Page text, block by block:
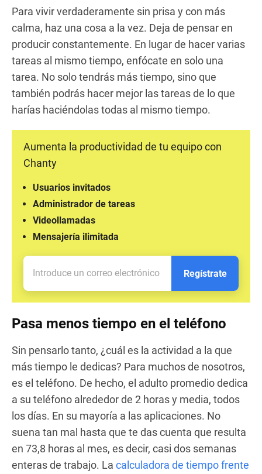
Para vivir verdaderamente sin prisa y con más
calma, haz una cosa a la vez. Deja de pensar en
producir constantemente. En lugar de hacer varias
tareas al mismo tiempo, enfócate en solo una
tarea. No solo tendrás más tiempo, sino que
también podrás hacer mejor las tareas de lo que
harías haciéndolas todas al mismo tiempo.
Aumenta la productividad de tu equipo con
Chanty
Mensajería ilimitada
Videollamadas
Administrador de tareas
Usuarios invitados
Regístrate
Pasa menos tiempo en el teléfono
Sin pensarlo tanto, ¿cuál es la actividad a la que
más tiempo le dedicas? Para muchos de nosotros,
es el teléfono. De hecho, el adulto promedio dedica
a su teléfono alrededor de 2 horas y media, todos
los días. En su mayoría a las aplicaciones. No
suena tan mal hasta que te das cuenta que resulta
en 73,8 horas al mes, es decir, casi dos semanas
enteras de trabajo. La calculadora de tiempo frente